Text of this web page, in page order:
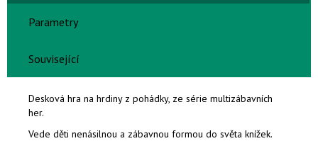
Parametry
Související
Desková hra na hrdiny z pohádky, ze série multizábavních
her.
Vede děti nenásilnou a zábavnou formou do světa knížek.